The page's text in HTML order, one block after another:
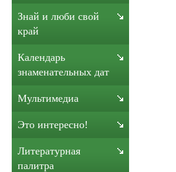
Знай и люби свой
край
Календарь
знаменательных дат
Мультимедиа
Это интересно!
Литературная
палитра